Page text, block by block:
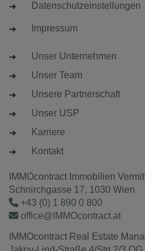
Datenschutzeinstellungen
Impressum
Unser Unternehmen
Unser Team
Unsere Partnerschaft
Unser USP
Karriere
Kontakt
IMMOcontract Immobilien
Schnirchgasse 17, 1030 Wien
+43 (0) 1 890 0 800
office@IMMOcontract.at
IMMOcontract Real Estate